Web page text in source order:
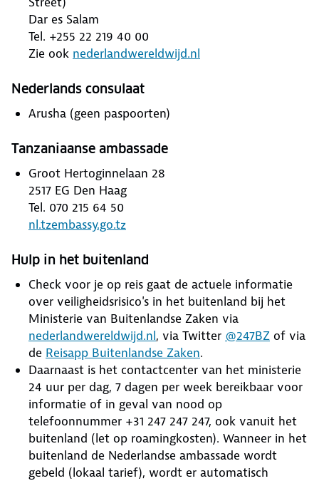
Dar es Salam
Tel. +255 22 219 40 00
Zie ook nederlandwereldwijd.nl
Nederlands consulaat
Arusha (geen paspoorten)
Tanzaniaanse ambassade
Groot Hertoginnelaan 28
2517 EG Den Haag
Tel. 070 215 64 50
nl.tzembassy.go.tz
Hulp in het buitenland
Check voor je op reis gaat de actuele informatie
over veiligheidsrisico's in het buitenland bij het
Ministerie van Buitenlandse Zaken via
nederlandwereldwijd.nl, via Twitter @247BZ of via
de Reisapp Buitenlandse Zaken.
Daarnaast is het contactcenter van het ministerie
24 uur per dag, 7 dagen per week bereikbaar voor
informatie of in geval van nood op
telefoonnummer +31 247 247 247, ook vanuit het
buitenland (let op roamingkosten). Wanneer in het
buitenland de Nederlandse ambassade wordt
gebeld (lokaal tarief), wordt er automatisch